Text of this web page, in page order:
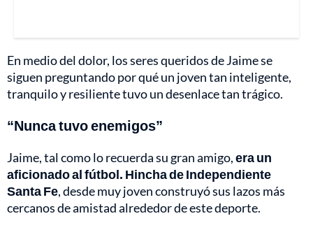
En medio del dolor, los seres queridos de Jaime se
siguen preguntando por qué un joven tan inteligente,
tranquilo y resiliente tuvo un desenlace tan trágico.
“Nunca tuvo enemigos”
Jaime, tal como lo recuerda su gran amigo,era un
aficionado al fútbol. Hincha de Independiente
Santa Fe, desde muy joven construyó sus lazos más
cercanos de amistad alrededor de este deporte.